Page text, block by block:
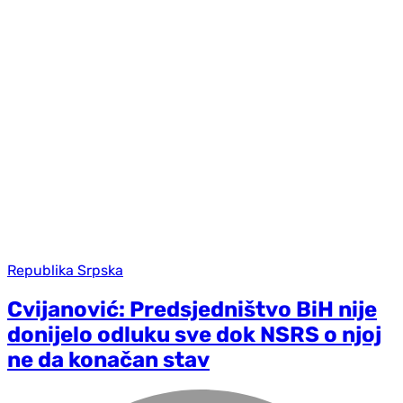
Republika Srpska
Cvijanović: Predsjedništvo BiH nije
donijelo odluku sve dok NSRS o njoj
ne da konačan stav